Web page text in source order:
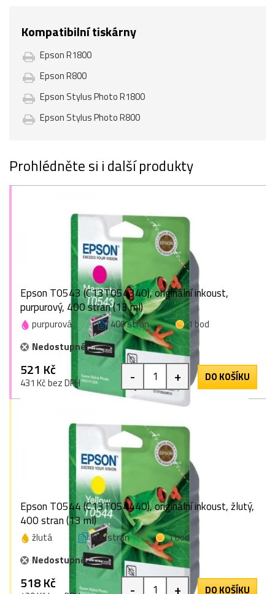
Kompatibilní tiskárny
Epson R1800
Epson R800
Epson Stylus Photo R1800
Epson Stylus Photo R800
Prohlédněte si i další produkty
Epson T0543 (C13T054340), originální inkoust,
purpurový, 400 stran (13 ml)
purpurová 400 stran
1 bod
Nedostupné
521 Kč
431 Kč bez DPH - + DO KOŠÍKU
Epson T0544 (C13T054440), originální inkoust, žlutý,
400 stran (13 ml)
žlutá 400 stran
1 bod
Nedostupné
518 Kč - + DO KOŠÍKU